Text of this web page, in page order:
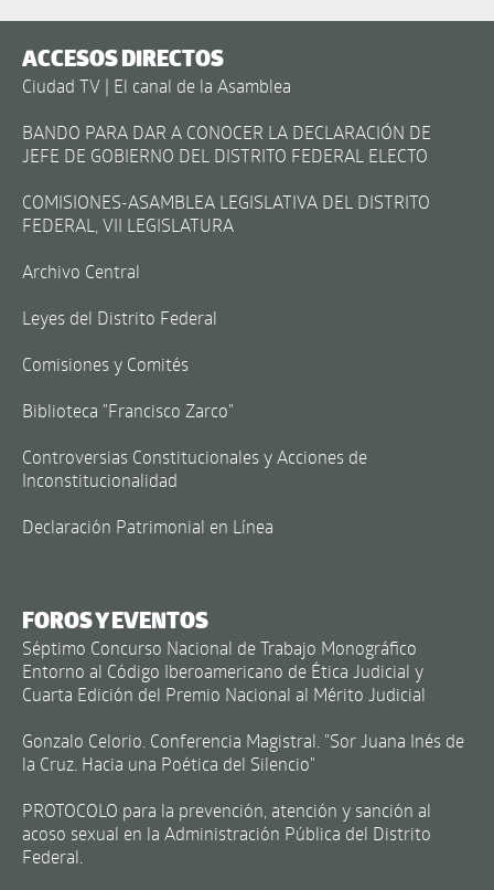
ACCESOS DIRECTOS
Ciudad TV | El canal de la Asamblea
BANDO PARA DAR A CONOCER LA DECLARACIÓN DE
JEFE DE GOBIERNO DEL DISTRITO FEDERAL ELECTO
COMISIONES-ASAMBLEA LEGISLATIVA DEL DISTRITO
FEDERAL, VII LEGISLATURA
Archivo Central
Leyes del Distrito Federal
Comisiones y Comités
Biblioteca "Francisco Zarco"
Controversias Constitucionales y Acciones de
Inconstitucionalidad
Declaración Patrimonial en Línea
FOROS Y EVENTOS
Séptimo Concurso Nacional de Trabajo Monográfico
Entorno al Código Iberoamericano de Ética Judicial y
Cuarta Edición del Premio Nacional al Mérito Judicial
Gonzalo Celorio. Conferencia Magistral. "Sor Juana Inés de
la Cruz. Hacia una Poética del Silencio"
PROTOCOLO para la prevención, atención y sanción al
acoso sexual en la Administración Pública del Distrito
Federal.